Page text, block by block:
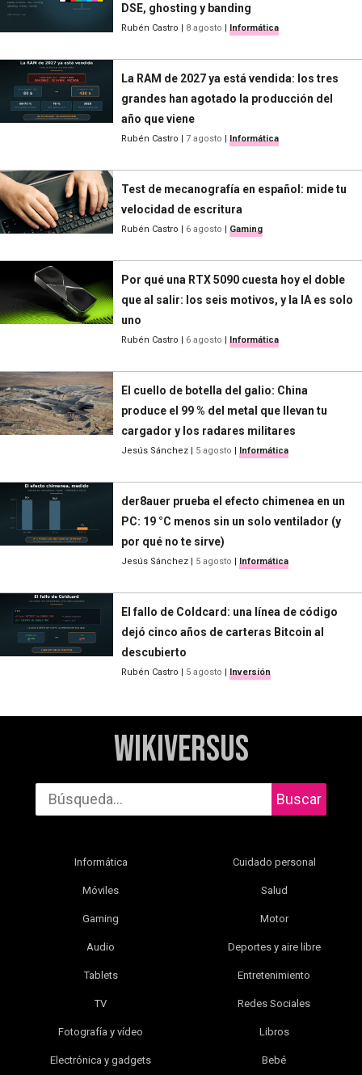
DSE, ghosting y banding
Rubén Castro | 8 agosto | Informática
La RAM de 2027 ya está vendida: los tres
grandes han agotado la producción del
año que viene
Rubén Castro | 7 agosto | Informática
Test de mecanografía en español: mide tu
velocidad de escritura
Rubén Castro | 6 agosto | Gaming
Por qué una RTX 5090 cuesta hoy el doble
que al salir: los seis motivos, y la IA es solo
uno
Rubén Castro | 6 agosto | Informática
El cuello de botella del galio: China
produce el 99 % del metal que llevan tu
cargador y los radares militares
Jesús Sánchez | 5 agosto | Informática
der8auer prueba el efecto chimenea en un
PC: 19 °C menos sin un solo ventilador (y
por qué no te sirve)
Jesús Sánchez | 5 agosto | Informática
El fallo de Coldcard: una línea de código
dejó cinco años de carteras Bitcoin al
descubierto
Rubén Castro | 5 agosto | Inversión
WikiVersus
Buscar
Informática
Móviles
Gaming
Audio
Tablets
TV
Fotografía y vídeo
Electrónica y gadgets
Cuidado personal
Salud
Motor
Deportes y aire libre
Entretenimiento
Redes Sociales
Libros
Bebé